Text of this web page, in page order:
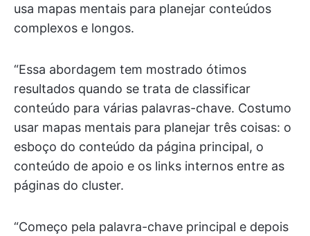
usa mapas mentais para planejar conteúdos
complexos e longos.
“Essa abordagem tem mostrado ótimos
resultados quando se trata de classificar
conteúdo para várias palavras-chave. Costumo
usar mapas mentais para planejar três coisas: o
esboço do conteúdo da página principal, o
conteúdo de apoio e os links internos entre as
páginas do cluster.
“Começo pela palavra-chave principal e depois